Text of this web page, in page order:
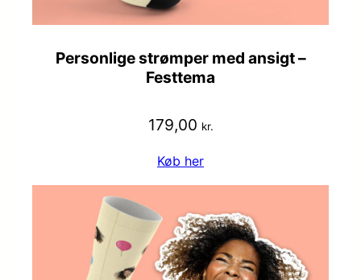
Personlige strømper med ansigt –
Festtema
179,00 kr.
Køb her